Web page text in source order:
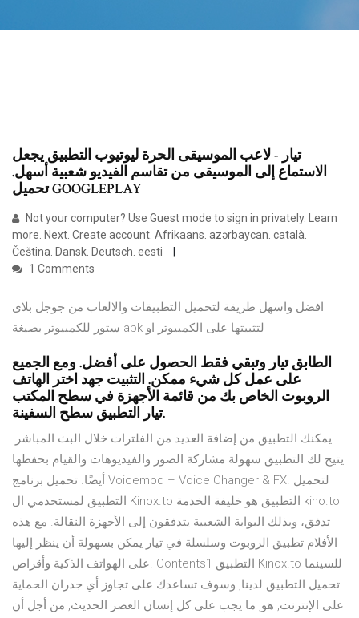
تيار - لاعب الموسيقى الحرة ليوتيوب التطبيق يجعل
الاستماع إلى الموسيقى من تقاسم الفيديو شعبية أسهل.
تحميل GOOGLEPLAY
Not your computer? Use Guest mode to sign in privately. Learn
more. Next. Create account. ‪Afrikaans‬. ‪azərbaycan‬. ‪català‬.
‪Čeština‬. ‪Dansk‬. ‪Deutsch‬. ‪eesti‬
1 Comments
افضل واسهل طريقة لتحميل التطبيقات والالعاب من جوجل بلاى
ستور للكمبيوتر بصيغة apk لتثبيتها على الكمبيوتر او
الطابق تيار وتبقي فقط الحصول على أفضل. ومع الجميع
على عمل كل شيء ممكن. التثبيت جهد اختر الهاتف
الروبوت الخاص بك من قائمة الأجهزة في سطح المكتب
تيار التطبيق سطح السفينة.
يمكنك التطبيق من إضافة العديد من الفلترات خلال البث المباشر.
يتيح لك التطبيق سهولة مشاركة الصور والفيديوهات والقيام بحفظها
أيضًا. تحميل برنامج Voicemod – Voice Changer & FX. لتحميل
التطبيق لمستخدمي ال Kinox.to التطبيق هو خليفة الخدمة kino.to
تدفق، وبذلك البوابة الشعبية يتدفقون إلى الأجهزة النقالة. مع هذه
الأفلام تطبيق الروبوت وسلسلة في تيار يمكن بسهولة أن ينظر إليها
على الهواتف الذكية وأقراص. Contents1 التطبيق Kinox.to للسينما
تحميل التطبيق لدينا, وسوف تساعدك على تجاوز أي جدران الحماية
على الإنترنت, هو, ما يجب على كل إنسان العصر الحديث, من أجل أن